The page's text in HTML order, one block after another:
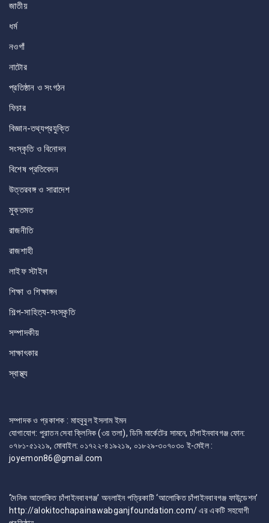
জাতীয়
ধর্ম
নওগাঁ
নাটোর
প্রতিষ্ঠান ও সংগঠন
ফিচার
বিজ্ঞান-তথ্যপ্রযুক্তি
সংস্কৃতি ও বিনোদন
বিশেষ প্রতিবেদন
উত্তরবঙ্গ ও সারাদেশ
মুক্তমত
রাজনীতি
রাজশাহী
লাইফ স্টাইল
শিক্ষা ও শিক্ষাঙ্গন
শিল্প-সাহিত্য-সংস্কৃতি
সম্পাদকীয়
সাক্ষাৎকার
স্বাস্থ্য
সম্পাদক ও প্রকাশক : মাহবুবুল ইসলাম ইমন
যোগাযোগ: পুরাতন সেবা ক্লিনিক (৩য় তলা), ডিসি মার্কেটের সামনে, চাঁপাইনবাবগঞ্জ ফোন:
০৭৮১-৫১২১৯, মোবাইল: ০১৭২২-৪১৯২১৯, ০১৮২৯-৩০৭০৩০ ই-মেইল :
joyemon86@gmail.com
‘দৈনিক আলোকিত চাঁপাইনবাবগঞ্জ’ অনলাইন পত্রিকাটি ‘আলোকিত চাঁপাইনবাবগঞ্জ ফাউন্ডেশন’
http://alokitochapainawabganjfoundation.com/ এর একটি সহযোগী